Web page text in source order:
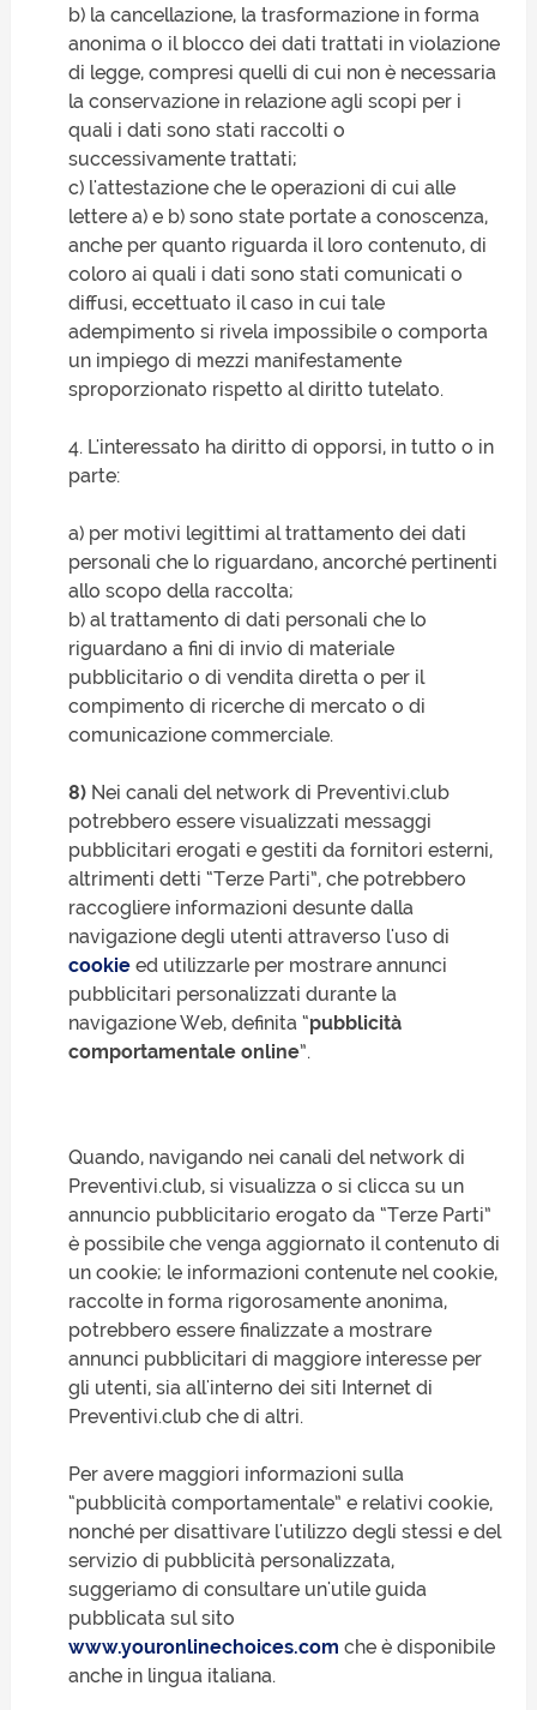
b) la cancellazione, la trasformazione in forma
anonima o il blocco dei dati trattati in violazione
di legge, compresi quelli di cui non è necessaria
la conservazione in relazione agli scopi per i
quali i dati sono stati raccolti o
successivamente trattati;
c) l'attestazione che le operazioni di cui alle
lettere a) e b) sono state portate a conoscenza,
anche per quanto riguarda il loro contenuto, di
coloro ai quali i dati sono stati comunicati o
diffusi, eccettuato il caso in cui tale
adempimento si rivela impossibile o comporta
un impiego di mezzi manifestamente
sproporzionato rispetto al diritto tutelato.
4. L'interessato ha diritto di opporsi, in tutto o in
parte:
a) per motivi legittimi al trattamento dei dati
personali che lo riguardano, ancorché pertinenti
allo scopo della raccolta;
b) al trattamento di dati personali che lo
riguardano a fini di invio di materiale
pubblicitario o di vendita diretta o per il
compimento di ricerche di mercato o di
comunicazione commerciale.
8) Nei canali del network di Preventivi.club
potrebbero essere visualizzati messaggi
pubblicitari erogati e gestiti da fornitori esterni,
altrimenti detti “Terze Parti”, che potrebbero
raccogliere informazioni desunte dalla
navigazione degli utenti attraverso l'uso di
cookieed utilizzarle per mostrare annunci
pubblicitari personalizzati durante la
navigazione Web, definita “pubblicità
comportamentale online”.
Quando, navigando nei canali del network di
Preventivi.club, si visualizza o si clicca su un
annuncio pubblicitario erogato da “Terze Parti”
è possibile che venga aggiornato il contenuto di
un cookie; le informazioni contenute nel cookie,
raccolte in forma rigorosamente anonima,
potrebbero essere finalizzate a mostrare
annunci pubblicitari di maggiore interesse per
gli utenti, sia all'interno dei siti Internet di
Preventivi.club che di altri.
Per avere maggiori informazioni sulla
“pubblicità comportamentale” e relativi cookie,
nonché per disattivare l'utilizzo degli stessi e del
servizio di pubblicità personalizzata,
suggeriamo di consultare un'utile guida
pubblicata sul sito
www.youronlinechoices.com che è disponibile
anche in lingua italiana.